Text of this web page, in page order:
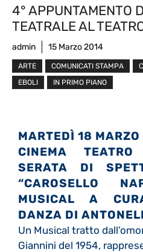
4° APPUNTAMENTO
TEATRALE AL
admin 15 Marzo 2014
ARTE COMUNICATI STAMPA
EBOLI
IN PRIMO PIANO
MARTEDÌ 18
CINEMA
SERATA DI
“CAROSELLO
MUSICAL A
DANZA DI
Un Musical tratto
Giannini del 1954,